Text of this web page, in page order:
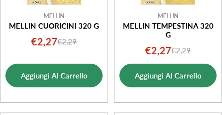
MELLIN
MELLIN CUORICINI 320 G
Prezzo
vendita
€2,27Prezzo
€2,29
Aggiungi Al Carrello
MELLIN
MELLIN TEMPESTINA 320
G
Prezzo
di
vendita
€2,27Prezzo
normale
€2,29
Aggiungi Al Carrello